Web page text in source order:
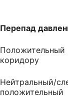
Перепад
Положительный
коридору
Нейтральный/
положительный